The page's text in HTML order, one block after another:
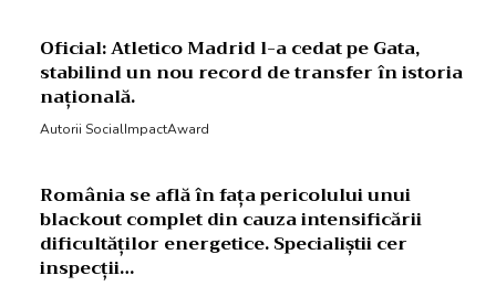
Oficial: Atletico Madrid l-a cedat pe Gata,
stabilind un nou record de transfer în istoria
națională.
Autorii SocialImpactAward
România se află în fața pericolului unui
blackout complet din cauza intensificării
dificultăților energetice. Specialiștii cer
inspecții…